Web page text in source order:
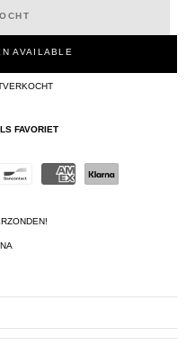
AVAILABLE
FAVORIET